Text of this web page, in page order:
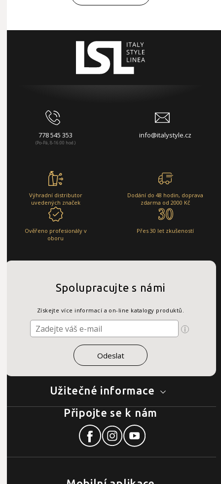
778 545 353
(Po-Pá, 8-16:00 hod.)
info@italystyle.cz
Výhradní distributor
uvedených značek
Dodání do 48 hodin, doprava
zdarma od 2000 Kč
Ověřeno profesionály v
oboru
Přes 30 let zkušeností
Užitečné informace
Spolupracujte s námi
Získejte více informací a on-line katalogy produktů.
Připojte se k nám